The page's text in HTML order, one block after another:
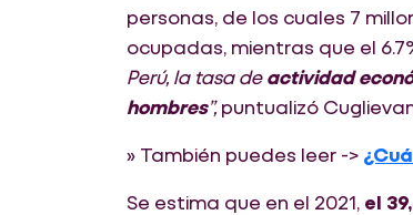
personas, de los cuales 7
ocupadas, mientras que el
Perú, la tasa deactividad
hombres”,puntualizó
» También puedes leer ->
Se estima que en el 2021, el